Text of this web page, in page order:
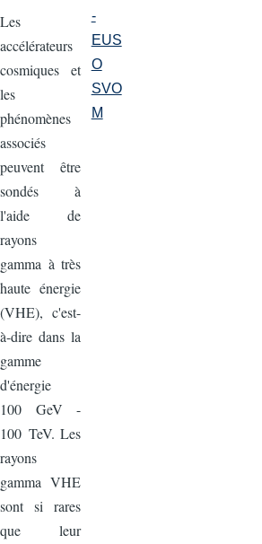
Les
accélérateurs
cosmiques et
les
phénomènes
associés
peuvent être
sondés à
l'aide de
rayons
gamma à très
haute énergie
(VHE), c'est-
à-dire dans la
gamme
d'énergie
100 GeV -
100 TeV. Les
rayons
gamma VHE
sont si rares
que leur
-
EUS
O
SVO
M